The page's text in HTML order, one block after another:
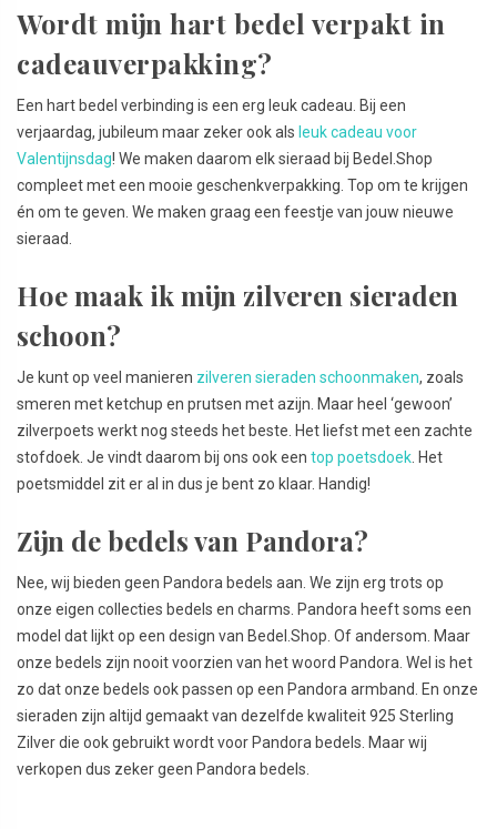
Wordt mijn hart bedel verpakt in
cadeauverpakking?
Een hart bedel verbinding is een erg leuk cadeau. Bij een
verjaardag, jubileum maar zeker ook als leuk cadeau voor
Valentijnsdag! We maken daarom elk sieraad bij Bedel.Shop
compleet met een mooie geschenkverpakking. Top om te krijgen
én om te geven. We maken graag een feestje van jouw nieuwe
sieraad.
Hoe maak ik mijn zilveren sieraden
schoon?
Je kunt op veel manieren zilveren sieraden schoonmaken, zoals
smeren met ketchup en prutsen met azijn. Maar heel ‘gewoon’
zilverpoets werkt nog steeds het beste. Het liefst met een zachte
stofdoek. Je vindt daarom bij ons ook een top poetsdoek . Het
poetsmiddel zit er al in dus je bent zo klaar. Handig!
Zijn de bedels van Pandora?
Nee, wij bieden geen Pandora bedels aan. We zijn erg trots op
onze eigen collecties bedels en charms. Pandora heeft soms een
model dat lijkt op een design van Bedel.Shop. Of andersom. Maar
onze bedels zijn nooit voorzien van het woord Pandora. Wel is het
zo dat onze bedels ook passen op een Pandora armband. En onze
sieraden zijn altijd gemaakt van dezelfde kwaliteit 925 Sterling
Zilver die ook gebruikt wordt voor Pandora bedels. Maar wij
verkopen dus zeker geen Pandora bedels.